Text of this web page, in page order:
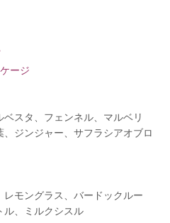
ージ
スタ、フェンネル、マルベリ
ジンジャー、サフラシアオブロ
モングラス、バードックルー
ル、ミルクシスル